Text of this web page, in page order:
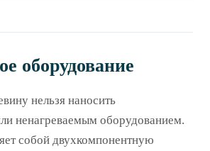
оборудование
нельзя наносить
ненагреваемым оборудованием.
собой двухкомпонентную